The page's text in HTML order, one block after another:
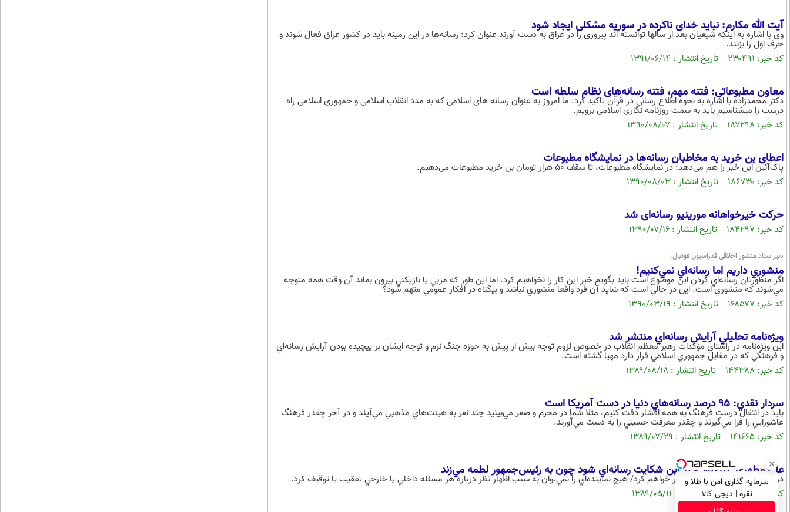
آیت الله مکارم: نباید خدای ناکرده در سوریه مشکلی ایجاد شود
وی با اشاره به اینکه شیعیان بعد از سالها توانسته اند پیروزی را در عراق به دست آورند عنوان کرد: رسانه‌ها در این زمینه باید در کشور عراق فعال شوند و
حرف اول را بزنند.
کد خبر: ۲۳۰۴۹۱ تاریخ انتشار : ۱۳۹۱/۰۶/۱۴
معاون مطبوعاتی: فتنه مهم، فتنه رسانه‌های نظام سلطه است
دکتر محمدزاده با اشاره به نحوه اطلاع رسانی در قرآن تاکید کرد: ما امروز به عنوان رسانه های اسلامی که به مدد انقلاب اسلامی و جمهوری اسلامی راه
درست را میشناسیم باید به سمت روزنامه نگاری اسلامی برویم.
کد خبر: ۱۸۷۲۹۸ تاریخ انتشار : ۱۳۹۰/۰۸/۰۷
اعطای بن خرید به مخاطبان رسانه‌ها در نمایشگاه مطبوعات
پاک‌آئین این خبر را هم می‌دهد: در نمایشگاه مطبوعات، تا سقف 50 هزار تومان بن خرید مطبوعات می‌دهیم.
کد خبر: ۱۸۶۷۳۰ تاریخ انتشار : ۱۳۹۰/۰۸/۰۳
حرکت خیرخواهانه مورینیو رسانه‌ای شد
کد خبر: ۱۸۴۲۹۷ تاریخ انتشار : ۱۳۹۰/۰۷/۱۶
دبیر ستاد منشور اخلاقی فدراسیون فوتبال:
منشوري داريم اما رسانه‌اي نمي‌كنيم!
اگر منظورتان رسانه‌اي كردن اين موضوع است بايد بگويم خير اين كار را نخواهيم كرد. اما اين طور كه مربي يا بازيكني بيرون بماند آن وقت همه متوجه
مي‌شوند كه منشوري است. اين در حالي است كه شايد آن فرد واقعا منشوري نباشد و بيگناه در افكار عمومي متهم شود؟
کد خبر: ۱۶۸۵۷۷ تاریخ انتشار : ۱۳۹۰/۰۳/۱۹
ويژه‌نامه تحليلي آرايش رسانه‌اي منتشر شد
اين ويژه‌نامه در راستاي مؤكدات رهبر معظم انقلاب در خصوص لزوم توجه بيش از پيش به حوزه جنگ نرم و توجه ايشان بر پيچيده بودن آرايش رسانه‌اي
و فرهنگي كه در مقابل جمهوري اسلامي قرار دارد مهيا گشته است.
کد خبر: ۱۴۴۳۸۸ تاریخ انتشار : ۱۳۸۹/۰۸/۱۸
سردار نقدي: 95 درصد رسانه‌هاي دنيا در دست آمريكا است
بايد در انتقال درست فرهنگ به همه اقشار دقت كنيم، مثلا شما در محرم و صفر مي‌بينيد چند نفر به هيئت‌هاي مذهبي مي‌آيند و در آخر چقدر فرهنگ
عاشورايي را فرا مي‌گيرند و چقدر معرفت حسيني را به دست مي‌آورند.
کد خبر: ۱۴۱۶۶۵ تاریخ انتشار : ۱۳۸۹/۰۷/۲۹
علي مطهري: بنا نبود خبر اين شكايت رسانه‌اي شود چون به رئيس‌جمهور لطمه مي‌زند
در صورت لزوم دفاعيه‌ام را منتشر خواهم كرد/ هيچ نماينده‌اي را نمي‌توان به سبب اظهار نظر درباره هر مسئله داخلي يا خارجي تعقيب يا توقيف كرد.
کد خبر: ۱۲۹۰۲۹ تاریخ انتشار : ۱۳۸۹/۰۵/۱۱
سرمایه گذاری امن با طلا و
نقره | دیجی کالا